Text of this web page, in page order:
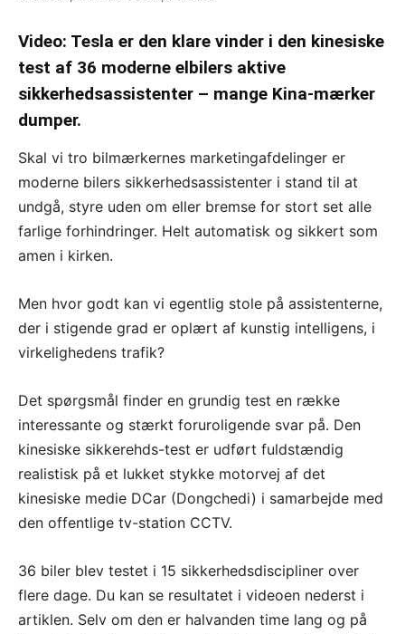
Video: Tesla er den klare vinder i den kinesiske
test af 36 moderne elbilers aktive
sikkerhedsassistenter – mange Kina-mærker
dumper.
Skal vi tro bilmærkernes marketingafdelinger er
moderne bilers sikkerhedsassistenter i stand til at
undgå, styre uden om eller bremse for stort set alle
farlige forhindringer. Helt automatisk og sikkert som
amen i kirken.
Men hvor godt kan vi egentlig stole på assistenterne,
der i stigende grad er oplært af kunstig intelligens, i
virkelighedens trafik?
Det spørgsmål finder en grundig test en række
interessante og stærkt foruroligende svar på. Den
kinesiske sikkerehds-test er udført fuldstændig
realistisk på et lukket stykke motorvej af det
kinesiske medie DCar (Dongchedi) i samarbejde med
den offentlige tv-station CCTV.
36 biler blev testet i 15 sikkerhedsdiscipliner over
flere dage. Du kan se resultatet i videoen nederst i
artiklen. Selv om den er halvanden time lang og på